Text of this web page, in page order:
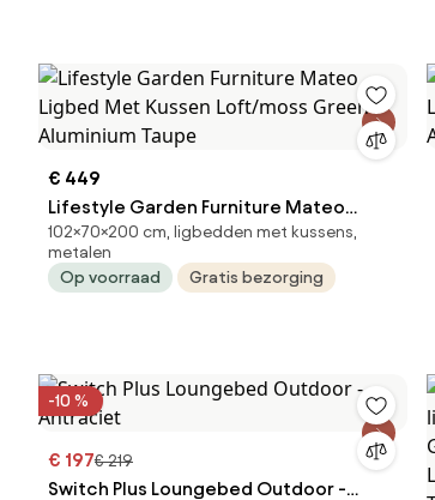
€ 449
Lifestyle Garden Furniture Mateo
Ligbed Met Kussen Loft/moss Green
Aluminium Taupe
102×70×200 cm, ligbedden met kussens,
metalen
Op voorraad
Gratis bezorging
-10 %
€ 197€ 219
Switch Plus Loungebed Outdoor -